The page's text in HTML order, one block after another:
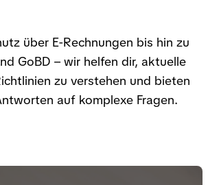
über E-Rechnungen bis hin zu
GoBD – wir helfen dir, aktuelle
zu verstehen und bieten
auf komplexe Fragen.